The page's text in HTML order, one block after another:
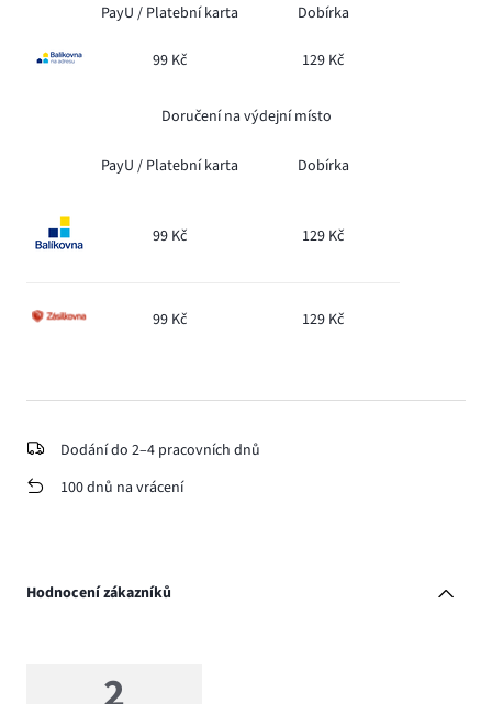
PayU / Platební karta Dobírka
99 Kč 129 Kč
Doručení na výdejní místo
PayU / Platební karta Dobírka
99 Kč 129 Kč
99 Kč 129 Kč
Dodání do 2–4 pracovních dnů
100 dnů na vrácení
Hodnocení zákazníků